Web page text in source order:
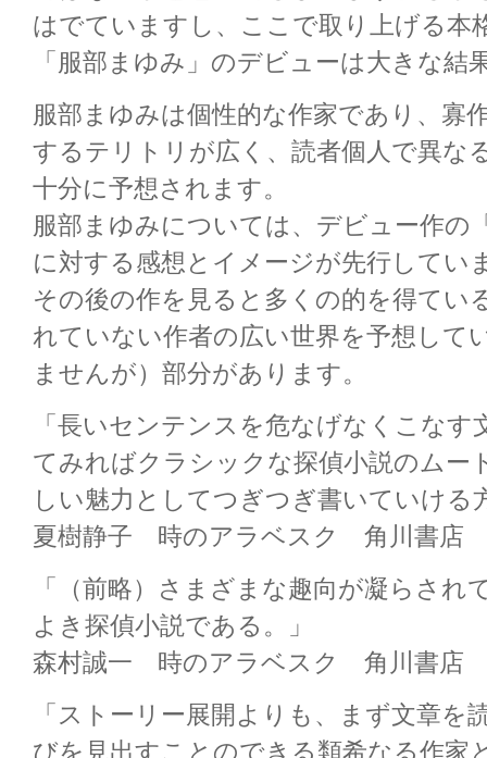
はでていますし、ここで取り上げる本
「服部まゆみ」のデビューは大きな結
服部まゆみは個性的な作家であり、寡
するテリトリが広く、読者個人で異な
十分に予想されます。
服部まゆみについては、デビュー作の
に対する感想とイメージが先行してい
その後の作を見ると多くの的を得てい
れていない作者の広い世界を予想して
ませんが）部分があります。
「長いセンテンスを危なげなくこなす
てみればクラシックな探偵小説のムー
しい魅力としてつぎつぎ書いていける
夏樹静子 時のアラベスク 角川書店
「（前略）さまざまな趣向が凝らされ
よき探偵小説である。」
森村誠一 時のアラベスク 角川書
「ストーリー展開よりも、まず文章を
びを見出すことのできる類希なる作家